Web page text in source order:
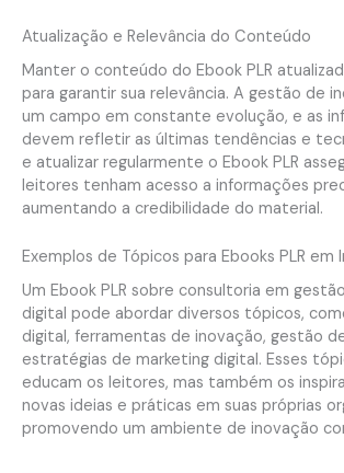
Atualização e Relevância do Conteúdo
Manter o conteúdo do Ebook PLR
para garantir sua relevância. A gestão de
um campo em constante evolução, e as
devem refletir as últimas tendências e
e atualizar regularmente o Ebook PLR
leitores tenham acesso a informações
aumentando a credibilidade do material.
Exemplos de Tópicos para Ebooks PLR em
Um Ebook PLR sobre consultoria em
digital pode abordar diversos tópicos,
digital, ferramentas de inovação, gestão
estratégias de marketing digital. Esses
educam os leitores, mas também os
novas ideias e práticas em suas próprias
promovendo um ambiente de inovação